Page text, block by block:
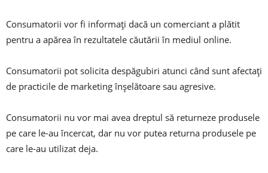
Consumatorii vor fi informați dacă un comerciant a plătit
pentru a apărea în rezultatele căutării în mediul online.
Consumatorii pot solicita despăgubiri atunci când sunt afectați
de practicile de marketing înșelătoare sau agresive.
Consumatorii nu vor mai avea dreptul să returneze produsele
pe care le-au încercat, dar nu vor putea returna produsele pe
care le-au utilizat deja.